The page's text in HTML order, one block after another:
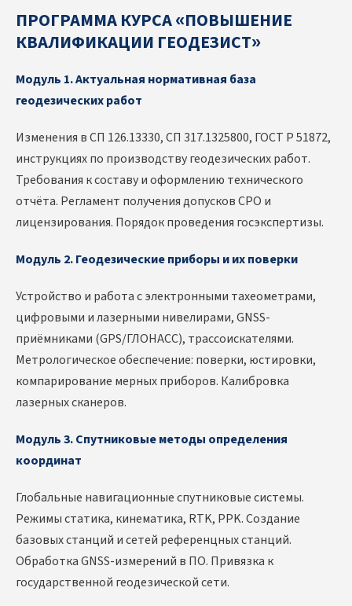
ПРОГРАММА КУРСА «ПОВЫШЕНИЕ
КВАЛИФИКАЦИИ ГЕОДЕЗИСТ»
Модуль 1. Актуальная нормативная база
геодезических работ
Изменения в СП 126.13330, СП 317.1325800, ГОСТ Р 51872,
инструкциях по производству геодезических работ.
Требования к составу и оформлению технического
отчёта. Регламент получения допусков СРО и
лицензирования. Порядок проведения госэкспертизы.
Модуль 2. Геодезические приборы и их поверки
Устройство и работа с электронными тахеометрами,
цифровыми и лазерными нивелирами, GNSS-
приёмниками (GPS/ГЛОНАСС), трассоискателями.
Метрологическое обеспечение: поверки, юстировки,
компарирование мерных приборов. Калибровка
лазерных сканеров.
Модуль 3. Спутниковые методы определения
координат
Глобальные навигационные спутниковые системы.
Режимы статика, кинематика, RTK, PPK. Создание
базовых станций и сетей референцных станций.
Обработка GNSS-измерений в ПО. Привязка к
государственной геодезической сети.